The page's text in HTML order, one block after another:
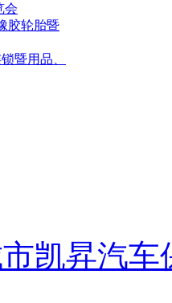
会
胶轮胎暨
暨用品、
凯昇汽车